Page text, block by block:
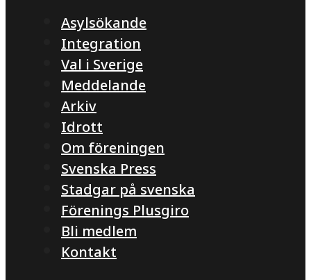
Asylsökande
Integration
Val i Sverige
Meddelande
Arkiv
Idrott
Om föreningen
Svenska Press
Stadgar på svenska
Förenings Plusgiro
Bli medlem
Kontakt